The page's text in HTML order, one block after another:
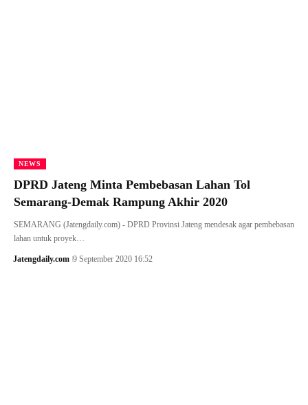
NEWS
DPRD Jateng Minta Pembebasan Lahan Tol
Semarang-Demak Rampung Akhir 2020
SEMARANG (Jatengdaily.com) - DPRD Provinsi Jateng mendesak agar pembebasan
lahan untuk proyek…
Jatengdaily.com 9 September 2020 16:52